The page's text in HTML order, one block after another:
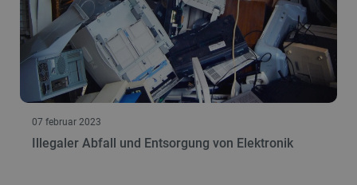
07 februar 2023
Illegaler Abfall und Entsorgung von Elektronik
werden.
Name
Anbieter
Domäne
VISITOR_PRIVACY_METADATA
YouTube
.youtube.com